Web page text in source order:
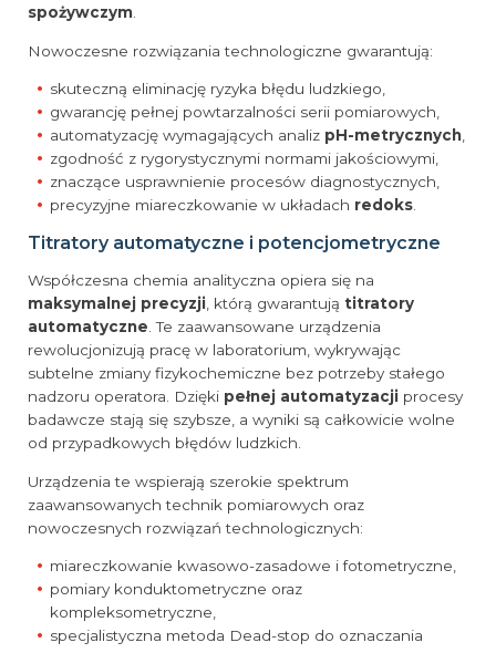
spożywczym.
Nowoczesne rozwiązania technologiczne gwarantują:
skuteczną eliminację ryzyka błędu ludzkiego,
gwarancję pełnej powtarzalności serii pomiarowych,
automatyzację wymagających analiz pH-metrycznych,
zgodność z rygorystycznymi normami jakościowymi,
znaczące usprawnienie procesów diagnostycznych,
precyzyjne miareczkowanie w układach redoks.
Titratory automatyczne i potencjometryczne
Współczesna chemia analityczna opiera się na
maksymalnej precyzji, którą gwarantują titratory
automatyczne. Te zaawansowane urządzenia
rewolucjonizują pracę w laboratorium, wykrywając
subtelne zmiany fizykochemiczne bez potrzeby stałego
nadzoru operatora. Dzięki pełnej automatyzacji procesy
badawcze stają się szybsze, a wyniki są całkowicie wolne
od przypadkowych błędów ludzkich.
Urządzenia te wspierają szerokie spektrum
zaawansowanych technik pomiarowych oraz
nowoczesnych rozwiązań technologicznych:
miareczkowanie kwasowo-zasadowe i fotometryczne,
pomiary konduktometryczne oraz
kompleksometryczne,
specjalistyczna metoda Dead-stop do oznaczania